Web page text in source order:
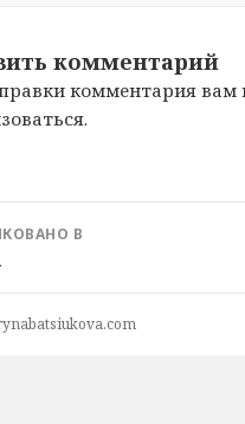
комментарий
комментария вам
.
В